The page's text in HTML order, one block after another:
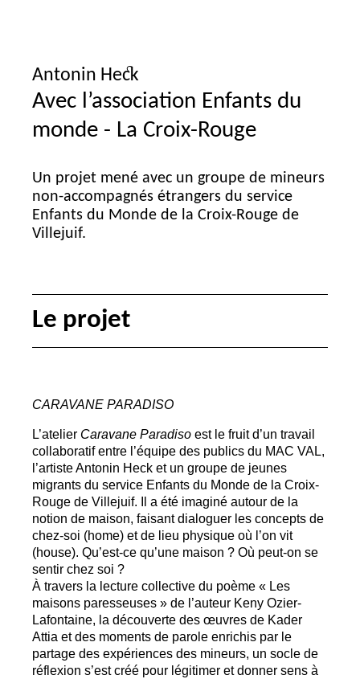
Antonin Heck
Avec l’association Enfants du
monde - La Croix-Rouge
Un projet mené avec un groupe de mineurs
non-accompagnés étrangers du service
Enfants du Monde de la Croix-Rouge de
Villejuif.
Le projet
CARAVANE PARADISO
L’atelier Caravane Paradiso est le fruit d’un travail
collaboratif entre l’équipe des publics du MAC VAL,
l’artiste Antonin Heck et un groupe de jeunes
migrants du service Enfants du Monde de la Croix-
Rouge de Villejuif. Il a été imaginé autour de la
notion de maison, faisant dialoguer les concepts de
chez-soi (home) et de lieu physique où l’on vit
(house). Qu’est-ce qu’une maison ? Où peut-on se
sentir chez soi ?
À travers la lecture collective du poème « Les
maisons paresseuses » de l’auteur Keny Ozier-
Lafontaine, la découverte des œuvres de Kader
Attia et des moments de parole enrichis par le
partage des expériences des mineurs, un socle de
réflexion s’est créé pour légitimer et donner sens à